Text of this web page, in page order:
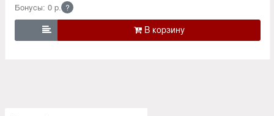
Бонусы: 0 р. ?
